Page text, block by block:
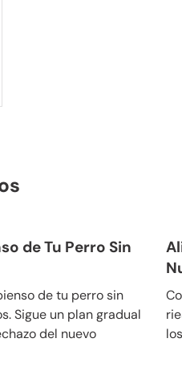
de Tu Perro Sin
de tu perro sin
Sigue un plan gradual
del nuevo